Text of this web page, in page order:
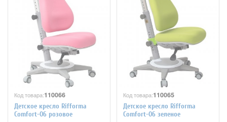
Код товара:110066
Детское кресло Rifforma
Comfort-06 розовое
Код товара:110065
Детское кресло Rifforma
Comfort-06 зеленое